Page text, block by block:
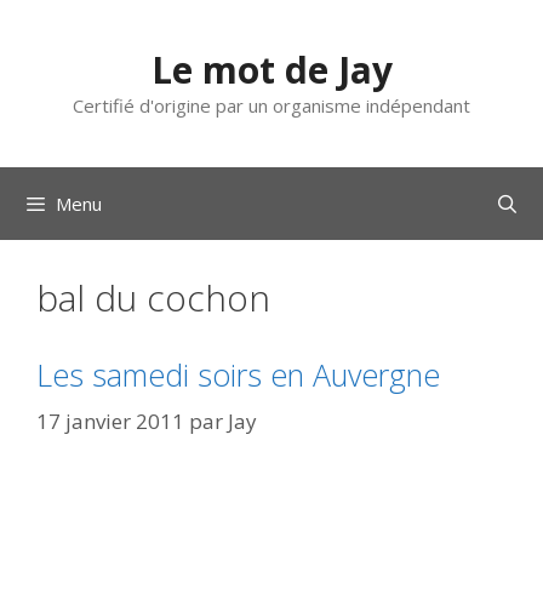
Le mot de Jay
Certifié d'origine par un organisme indépendant
Menu
bal du cochon
Les samedi soirs en Auvergne
17 janvier 2011 par Jay